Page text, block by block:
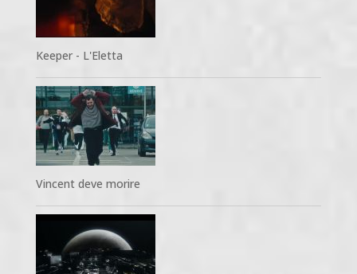
Keeper - L'Eletta
Vincent deve morire